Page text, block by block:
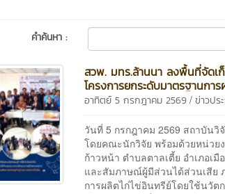
คำค้นหา :
สวพ. มทร.ล้านนา ลงพื้นที่จัดเ
โครงการยกระดับมาตรฐานกา
อาทิตย์ 5 กรกฎาคม 2569 /ข่าวปร
วันที่ 5 กรกฎาคม 2569 สถาบัน
โดยคณะนักวิจัย พร้อมด้วยหน่ว
ก้าวหน้า ตำบลตาลเตี้ย อำเภอเ
และสัมภาษณ์ผู้มีส่วนได้ส่วนเสีย
การผลิตไก่ไข่อินทรีย์โดยใช้นวัต